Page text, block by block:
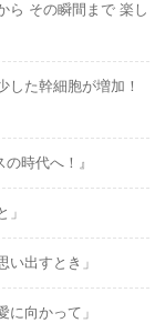
ら その瞬間まで 楽し
た幹細胞が増加！
時代へ！』
出すとき」
向かって」